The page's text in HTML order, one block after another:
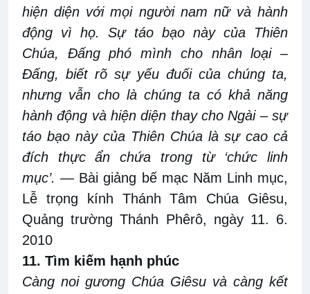
hiện diện với mọi người nam nữ và hành
động vì họ. Sự táo bạo này của Thiên
Chúa, Đấng phó mình cho nhân loại–
Đấng, biếtrõ sự yếu đuối của chúng ta,
nhưng vẫn cho là chúng ta có khả năng
hành động và hiện diện thay cho Ngài – sự
táo bạo này của Thiên Chúa là sự cao cả
đích thực ẩn chứa trong từ ‘chức linh
mục’.— Bài giảng bế mạc Năm Linh mục,
Lễ trọng kính Thánh Tâm Chúa Giêsu,
Quảng trường Thánh Phêrô, ngày 11. 6.
2010
11. Tìm kiếm hạnh phúc
Càng noi gương Chúa Giêsu và càng kết